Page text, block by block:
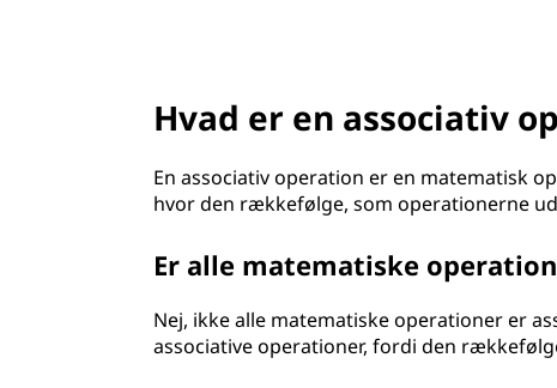
Hvad er en associativ
En associativ operation er en matematisk
hvor den rækkefølge, som operationerne
Er alle matematiske
Nej, ikke alle matematiske operationer er
associative operationer, fordi den